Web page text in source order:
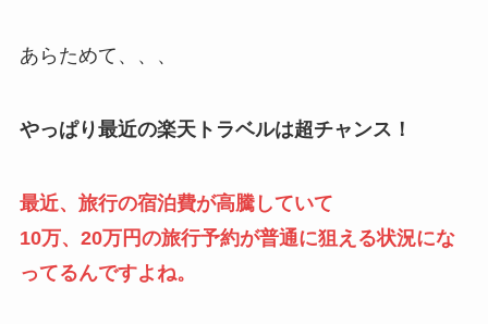
あらためて、、、
やっぱり最近の楽天トラベルは超チャンス！
最近、旅行の宿泊費が高騰していて
10万、20万円の旅行予約が普通に狙える状況にな
ってるんですよね。